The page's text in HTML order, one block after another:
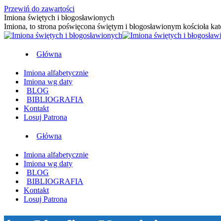
Przewiń do zawartości
Imiona świętych i błogosławionych
Imiona, to strona poświęcona świętym i błogosławionym kościoła
Główna
Imiona alfabetycznie
Imiona wg daty
BLOG
BIBLIOGRAFIA
Kontakt
Losuj Patrona
Główna
Imiona alfabetycznie
Imiona wg daty
BLOG
BIBLIOGRAFIA
Kontakt
Losuj Patrona